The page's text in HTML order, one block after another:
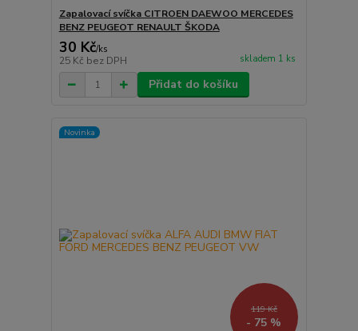
Zapalovací svíčka CITROEN DAEWOO MERCEDES
BENZ PEUGEOT RENAULT ŠKODA
30 Kč/ks
25 Kč bez DPH skladem 1 ks
Přidat do košíku
Novinka
119 Kč
- 75 %